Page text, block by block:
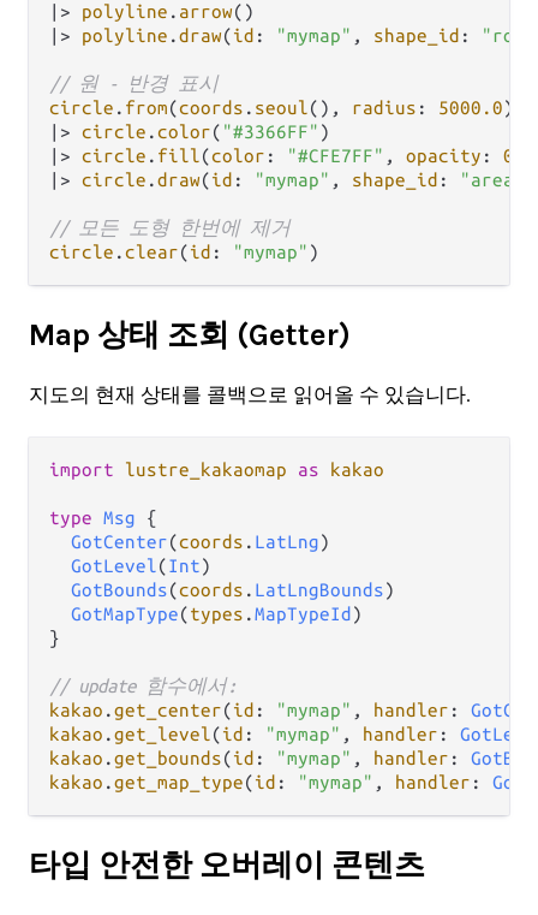
|>
polyline . arrow
|>
polyline .draw(id : "mymap" , shape_id :
// 원 - 반경 표시
circle . from(coords . seoul(), radius : 5000.0
|> circle .color( "#3366FF"
|> circle . fill(color : "#CFE7FF" , opacity : 0.3
|> circle .draw(id : "mymap" , shape_id : "area"
// 모든 도형 한번에 제거
circle .clear(id : "mymap"
Map 상태 조회 (Getter)
지도의 현재 상태를 콜백으로 읽어올 수 있습니다.
import lustre_kakaomap as kakao
type Msg {
GotCenter(coords . LatLng)
GotLevel(Int)
GotBounds(coords . LatLngBounds)
GotMapType(types .MapTypeId )
}
// update 함수에서:
kakao .get_center(id : "mymap" , handler :
kakao .get_level(id : "mymap" , handler :
kakao .get_bounds(id : "mymap" , handler :
kakao .get_map_type(id : "mymap" , handler :
타입 안전한 오버레이 콘텐츠